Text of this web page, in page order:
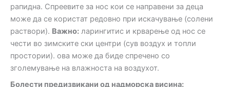
рапидна. Спреевите за нос кои се направени за деца
може да се користат редовно при искачување (солени
раствори). Важно: ларингитис и крварење од нос се
чести во зимските ски центри (сув воздух и топли
простории). ова може да биде спречено со
зголемување на влажноста на воздухот.
Болести предизвикани од надморска висина: